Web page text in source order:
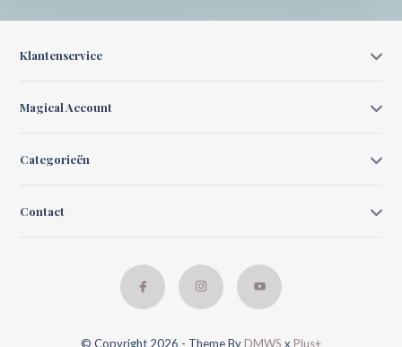
Klantenservice
Magical Account
Categorieën
Contact
© Copyright 2026 - Theme By DMWS x Plus+